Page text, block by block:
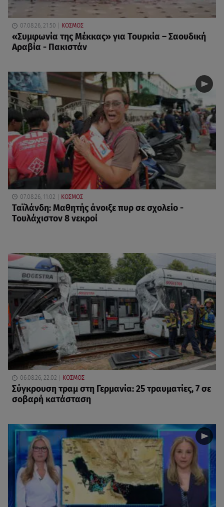
07.08.26, 21:50 ΚΟΣΜΟΣ
«Συμφωνία της Μέκκας» για Τουρκία – Σαουδική
Αραβία - Πακιστάν
07.08.26, 11:02 ΚΟΣΜΟΣ
Ταϊλάνδη: Μαθητής άνοιξε πυρ σε σχολείο -
Τουλάχιστον 8 νεκροί
06.08.26, 22:02 ΚΟΣΜΟΣ
Σύγκρουση τραμ στη Γερμανία: 25 τραυματίες, 7 σε
σοβαρή κατάσταση